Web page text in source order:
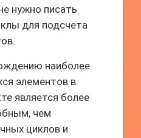
нужно писать
для подсчета
наиболее
элементов в
является более
чем
циклов и